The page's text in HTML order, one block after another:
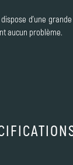
d'une
aucun problème.